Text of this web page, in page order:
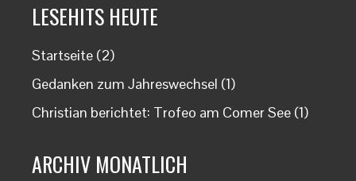
LESEHITS HEUTE
Startseite (2)
Gedanken zum Jahreswechsel (1)
Christian berichtet: Trofeo am Comer See (1)
ARCHIV MONATLICH